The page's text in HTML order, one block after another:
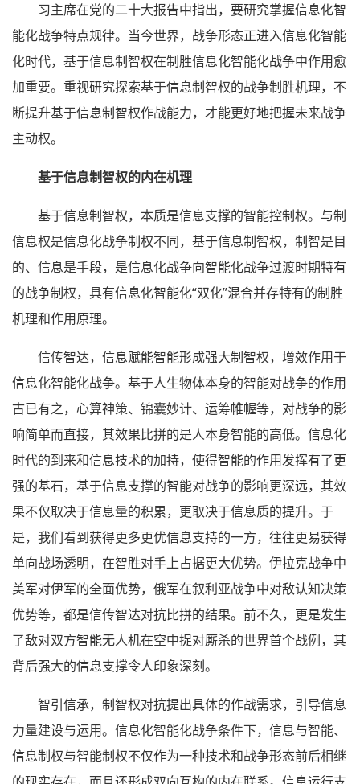
习主席在党的二十大报告中指出，要研究掌握信息化智
能化战争特点规律。当今世界，战争形态正进入信息化智能
化时代，基于信息制智权在制胜信息化智能化战争中作用愈
加重要。重视研究探索基于信息制智权的战争制胜机理，不
断提升基于信息制智权作战能力，才能更好地把握未来战争
主动权。
基于信息制智权的内在机理
基于信息制智权，本质是信息支撑的智能控制权。与制
信息权是信息化战争制权不同，基于信息制智权，制智是目
的、信息是手段，是信息化战争向智能化战争过渡时期特有
的战争制权，具有信息化智能化“双化”混合并存特有的制胜
机理和作用原理。
信传智达，信息赋能智能形成强大制智权，增效作用于
信息化智能化战争。基于人生物体本身的智能对战争的作用
古已有之，心算神策、锦囊妙计、运筹帷幄等，对战争的影
响简单而直接，其效果比拼的是人本身智能的高低。信息化
时代的到来和信息技术的加持，使得智能的作用发挥有了更
强的基石，基于信息支撑的智能对战争的影响更深远，其效
果不仅取决于信息量的积累，更取决于信息质的提升。于
是，我们看到获得更多更优信息支持的一方，往往更易获得
单向战场透明，在智胜对手上占据更大优势。伊拉克战争中
美军对伊军的全面优势，俄军在叙利亚战争中对敌认知决策
优势等，都是信传智达对抗比拼的结果。前不久，更是发生
了敌对双方智能无人机在空中捉对厮杀的世界首个战例，其
背后强大的信息支撑令人印象深刻。
智引信承，制智权对抗提出具体的作战需求，引导信息
力量建设与运用。信息化智能化战争条件下，信息与智能、
信息制权与智能制权不仅作为一种技术和战争形态前后相继